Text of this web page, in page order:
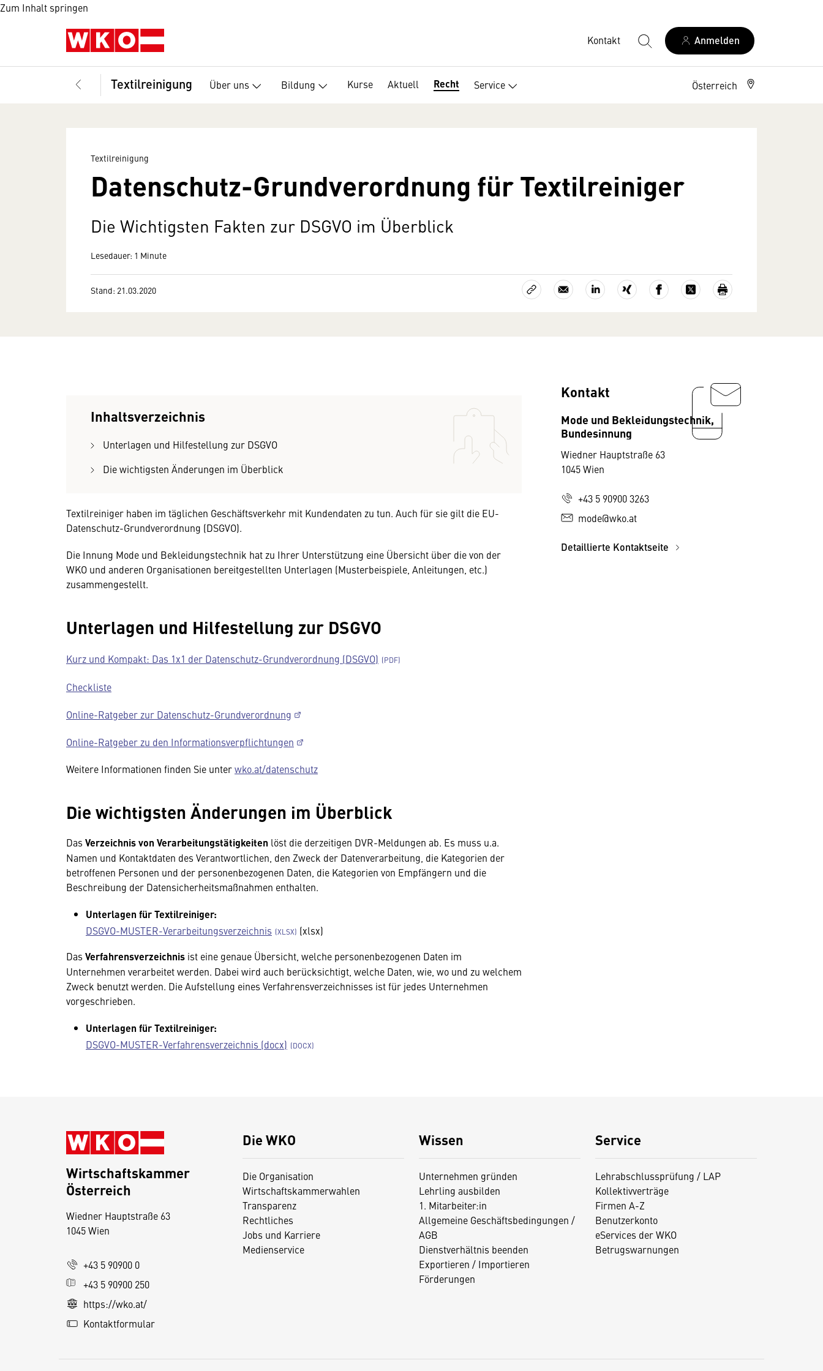
Zum Inhalt springen
Kontakt Anmelden
Textilreinigung Über uns Bildung Kurse Aktuell Recht Service Österreich
Textilreinigung
Datenschutz-Grundverordnung für Textilreiniger
Die Wichtigsten Fakten zur DSGVO im Überblick
Lesedauer: 1 Minute
Stand: 21.03.2020
Inhaltsverzeichnis
Unterlagen und Hilfestellung zur DSGVO
Die wichtigsten Änderungen im Überblick
Textilreiniger haben im täglichen Geschäftsverkehr mit Kundendaten zu tun. Auch für sie gilt die EU-
Datenschutz-Grundverordnung (DSGVO).
Die Innung Mode und Bekleidungstechnik hat zu Ihrer Unterstützung eine Übersicht über die von der
WKO und anderen Organisationen bereitgestellten Unterlagen (Musterbeispiele, Anleitungen, etc.)
zusammengestellt.
Unterlagen und Hilfestellung zur DSGVO
Kurz und Kompakt: Das 1x1 der Datenschutz-Grundverordnung (DSGVO)
Checkliste
Online-Ratgeber zur Datenschutz-Grundverordnung
Online-Ratgeber zu den Informationsverpflichtungen
Weitere Informationen finden Sie unterwko.at/datenschutz
Die wichtigsten Änderungen im Überblick
Das Verzeichnis von Verarbeitungstätigkeiten löst die derzeitigen DVR-Meldungen ab. Es muss u.a.
Namen und Kontaktdaten des Verantwortlichen, den Zweck der Datenverarbeitung, die Kate­gorien der
betroffenen Personen und der personenbezogenen Daten, die Kategorien von Empfängern und die
Beschreibung der Datensicherheitsmaßnahmen enthalten.
Unterlagen für Textilreiniger:
DSGVO-MUSTER-Verarbeitungsverzeichnis
(xlsx)
Das Verfahrensverzeichnis ist eine genaue Übersicht, welche personenbezogenen Daten im
Unternehmen verarbeitet werden. Dabei wird auch berücksichtigt, welche Daten, wie, wo und zu welchem
Zweck benutzt werden. Die Aufstellung eines Verfahrensverzeichnisses ist für jedes Unternehmen
vorgeschrieben.
Unterlagen für Textilreiniger:
DSGVO-MUSTER-Verfahrensverzeichnis (docx)
Kontakt
Mode und Bekleidungstechnik,
Bundesinnung
Wiedner Hauptstraße 63
1045 Wien
+43 5 90900 3263
mode@wko.at
Detaillierte Kontaktseite
Die WKO
Die Organisation
Wirtschaftskammerwahlen
Transparenz
Rechtliches
Jobs und Karriere
Medienservice
Wissen
Unternehmen gründen
Lehrling ausbilden
1. Mitarbeiter:in
Allgemeine Geschäftsbedingungen /
AGB
Dienstverhältnis beenden
Exportieren / Importieren
Förderungen
Service
Lehrabschlussprüfung / LAP
Kollektivverträge
Firmen A-Z
Benutzerkonto
eServices der WKO
Betrugswarnungen
Wirtschaftskammer
Österreich
Wiedner Hauptstraße 63
1045 Wien
+43 5 90900 0
+43 5 90900 250
https://wko.at/
Kontaktformular